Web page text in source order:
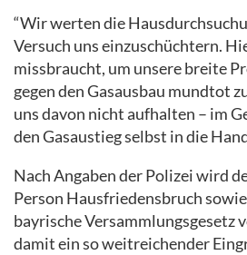
“Wir werten die
Versuch uns einzuschüchtern.
missbraucht, um unsere breite
gegen den Gasausbau mundtot
uns davon nicht aufhalten – im
den Gasaustieg selbst in die
Nach Angaben der Polizei wird
Person Hausfriedensbruch
bayrische Versammlungsgesetz
damit ein so weitreichender